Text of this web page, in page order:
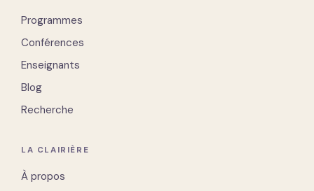
Programmes
Conférences
Enseignants
Blog
Recherche
LA CLAIRIÈRE
À propos